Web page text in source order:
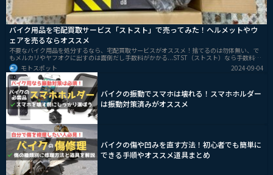
バイク用品を宅配買取サービス「ストスト」で売ってみた！ヘルメットやウ
ェアを売るならオススメ
不要なバイク用品を処分するなら、宅配買取サービスがオススメ！捨てるのは勿体無い、で
もメルカリやヤフオクに出すのは面倒だし手数料がかかる...STST（ストスト）なら手数料や
送料など完全無料で、自宅から送るだけでOKなので超簡単に売れます！ストストを実際に使
ってみたので、流れや買取金額などを紹介します。
モトスポット 2024-09-04
バイクの振動でスマホは壊れる！スマホホルダー
は振動対策済みがオススメ
バイクの傷や凹みを直す方法！初心者でも簡単に
できる手順やオススメ道具まとめ